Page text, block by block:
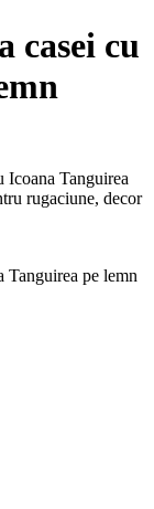
casei cu
Icoana Tanguirea
rugaciune, decor
Tanguirea pe lemn